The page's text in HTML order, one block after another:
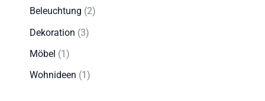
Beleuchtung (2)
Dekoration (3)
Möbel (1)
Wohnideen (1)